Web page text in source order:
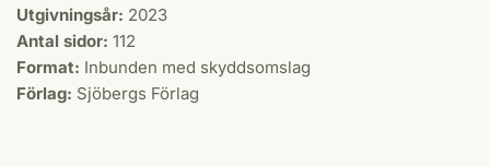
Utgivningsår: 2023
Antal sidor: 112
Format: Inbunden med skyddsomslag
Förlag: Sjöbergs Förlag